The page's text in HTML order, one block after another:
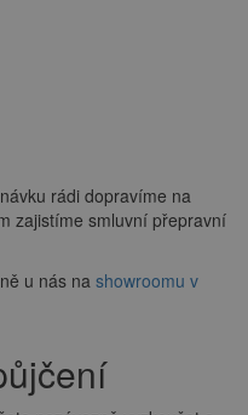
rádi dopravíme na
zajistíme smluvní přepravní
u nás na showroomu v